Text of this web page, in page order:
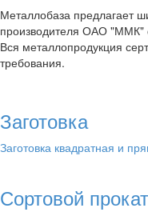
Металлобаза предлагает
производителя ОАО "ММК"
Вся металлопродукция
требования.
Заготовка
Заготовка квадратная и
Сортовой прокат